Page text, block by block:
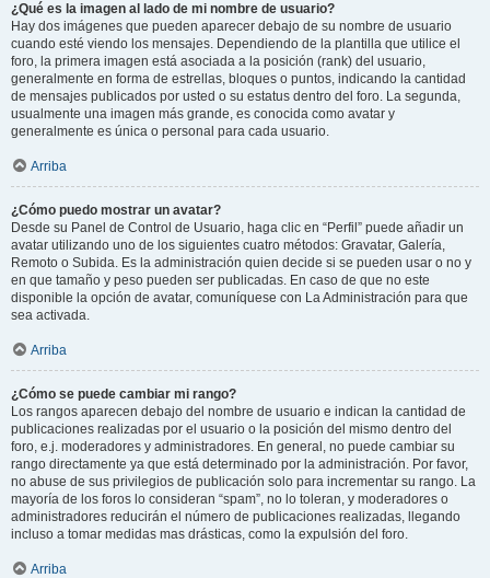
¿Qué es la imagen al lado de mi nombre de usuario?
Hay dos imágenes que pueden aparecer debajo de su nombre de usuario
cuando esté viendo los mensajes. Dependiendo de la plantilla que utilice el
foro, la primera imagen está asociada a la posición (rank) del usuario,
generalmente en forma de estrellas, bloques o puntos, indicando la cantidad
de mensajes publicados por usted o su estatus dentro del foro. La segunda,
usualmente una imagen más grande, es conocida como avatar y
generalmente es única o personal para cada usuario.
Arriba
¿Cómo puedo mostrar un avatar?
Desde su Panel de Control de Usuario, haga clic en “Perfil” puede añadir un
avatar utilizando uno de los siguientes cuatro métodos: Gravatar, Galería,
Remoto o Subida. Es la administración quien decide si se pueden usar o no y
en que tamaño y peso pueden ser publicadas. En caso de que no este
disponible la opción de avatar, comuníquese con La Administración para que
sea activada.
Arriba
¿Cómo se puede cambiar mi rango?
Los rangos aparecen debajo del nombre de usuario e indican la cantidad de
publicaciones realizadas por el usuario o la posición del mismo dentro del
foro, e.j. moderadores y administradores. En general, no puede cambiar su
rango directamente ya que está determinado por la administración. Por favor,
no abuse de sus privilegios de publicación solo para incrementar su rango. La
mayoría de los foros lo consideran “spam”, no lo toleran, y moderadores o
administradores reducirán el número de publicaciones realizadas, llegando
incluso a tomar medidas mas drásticas, como la expulsión del foro.
Arriba